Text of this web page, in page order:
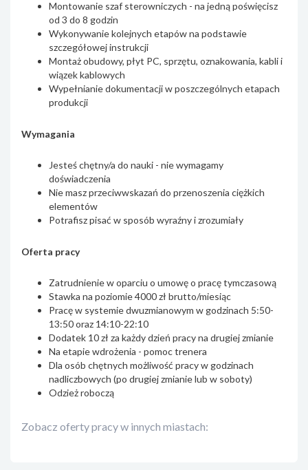
Montowanie szaf sterowniczych - na jedną poświęcisz
od 3 do 8 godzin
Wykonywanie kolejnych etapów na podstawie
szczegółowej instrukcji
Montaż obudowy, płyt PC, sprzętu, oznakowania, kabli i
wiązek kablowych
Wypełnianie dokumentacji w poszczególnych etapach
produkcji
Wymagania
Jesteś chętny/a do nauki - nie wymagamy
doświadczenia
Nie masz przeciwwskazań do przenoszenia ciężkich
elementów
Potrafisz pisać w sposób wyraźny i zrozumiały
Oferta pracy
Zatrudnienie w oparciu o umowę o pracę tymczasową
Stawka na poziomie 4000 zł brutto/miesiąc
Pracę w systemie dwuzmianowym w godzinach 5:50-
13:50 oraz 14:10-22:10
Dodatek 10 zł za każdy dzień pracy na drugiej zmianie
Na etapie wdrożenia - pomoc trenera
Dla osób chętnych możliwość pracy w godzinach
nadliczbowych (po drugiej zmianie lub w soboty)
Odzież roboczą
Zobacz oferty pracy w innych miastach: